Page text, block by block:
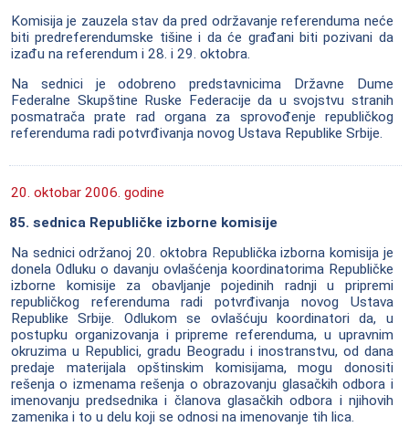
Komisija je zauzela stav da pred održavanje referenduma neće
biti predreferendumske tišine i da će građani biti pozivani da
izađu na referendum i 28. i 29. oktobra.
Na sednici je odobreno predstavnicima Državne Dume
Federalne Skupštine Ruske Federacije da u svojstvu stranih
posmatrača prate rad organa za sprovođenje republičkog
referenduma radi potvrđivanja novog Ustava Republike Srbije.
20. oktobar 2006. godine
85. sednica Republičke izborne komisije
Na sednici održanoj 20. oktobra Republička izborna komisija je
donela Odluku o davanju ovlašćenja koordinatorima Republičke
izborne komisije za obavljanje pojedinih radnji u pripremi
republičkog referenduma radi potvrđivanja novog Ustava
Republike Srbije. Odlukom se ovlašćuju koordinatori da, u
postupku organizovanja i pripreme referenduma, u upravnim
okruzima u Republici, gradu Beogradu i inostranstvu, od dana
predaje materijala opštinskim komisijama, mogu donositi
rešenja o izmenama rešenja o obrazovanju glasačkih odbora i
imenovanju predsednika i članova glasačkih odbora i njihovih
zamenika i to u delu koji se odnosi na imenovanje tih lica.